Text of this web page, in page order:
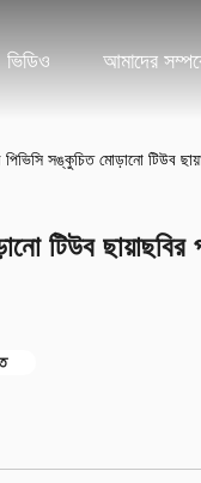
ভিডিও আমাদের
পিভিসি সঙ্কুচিত মোড়ানো টিউব
টিউব ছায়াছবির